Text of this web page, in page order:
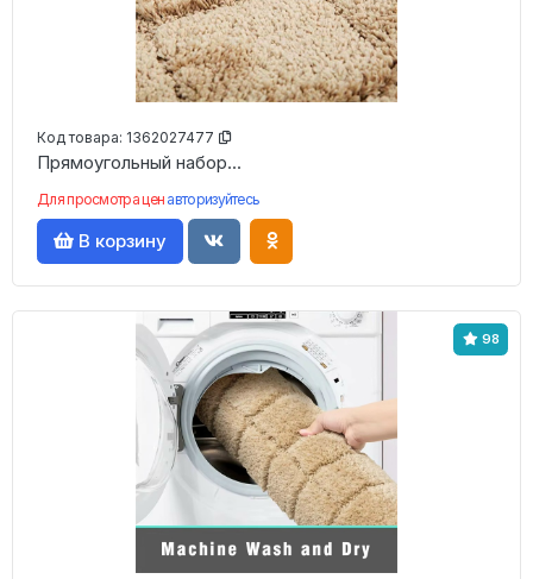
Код товара: 1362027477
Прямоугольный набор...
Для просмотра цен авторизуйтесь
В корзину
98